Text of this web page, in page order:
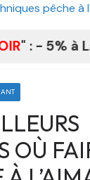
pêche à
- 5% à La
OÙ